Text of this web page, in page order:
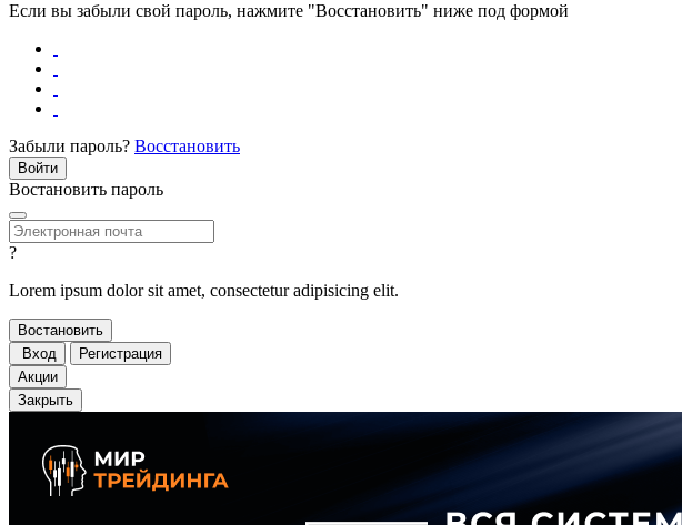
Если вы забыли свой пароль, нажмите "Восстановить" ниже под формой
Забыли пароль? Восстановить
Востановить пароль
?
Lorem ipsum dolor sit amet, consectetur adipisicing elit.
Вход
Регистрация
Акции
Закрыть